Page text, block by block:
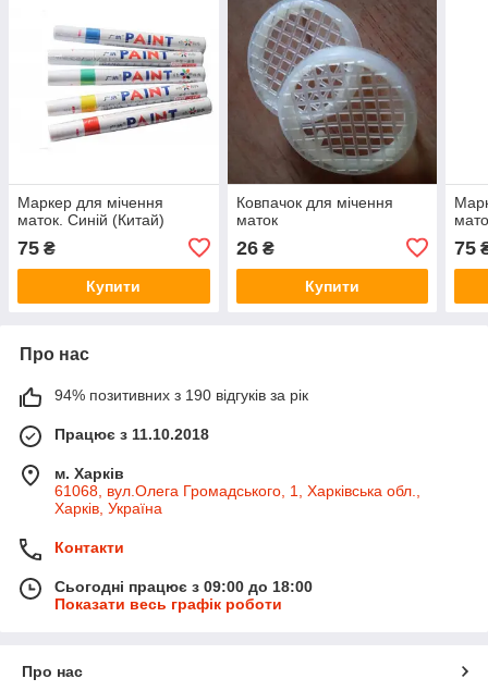
Маркер для мічення
маток. Синій (Китай)
75 ₴
Купити
Ковпачок для мічення
маток
26₴
Купити
75
Про нас
94% позитивних з 190 відгуків за рік
Працює з 11.10.2018
м. Харків
61068, вул.Олега Громадського, 1, Харківська обл.,
Харків, Україна
Контакти
Сьогодні працює з 09:00 до 18:00
Показати весь графік роботи
Про нас